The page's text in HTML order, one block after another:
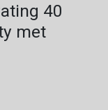
40
met